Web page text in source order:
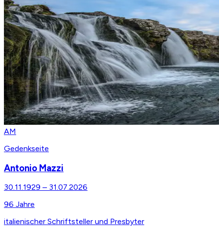
AM
Gedenkseite
Antonio Mazzi
30.11.1929 – 31.07.2026
96 Jahre
italienischer Schriftsteller und Presbyter